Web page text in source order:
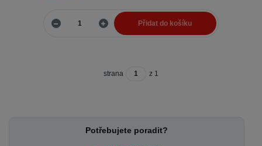
Přidat do košíku
strana z 1
Potřebujete poradit?